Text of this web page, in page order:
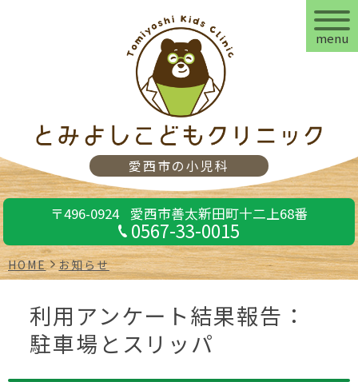
愛西市の小児科
〒496-0924 愛西市善太新田町十二上68番
0567-33-0015
menu
HOME お知らせ
利用アンケート結果報告：
駐車場とスリッパ